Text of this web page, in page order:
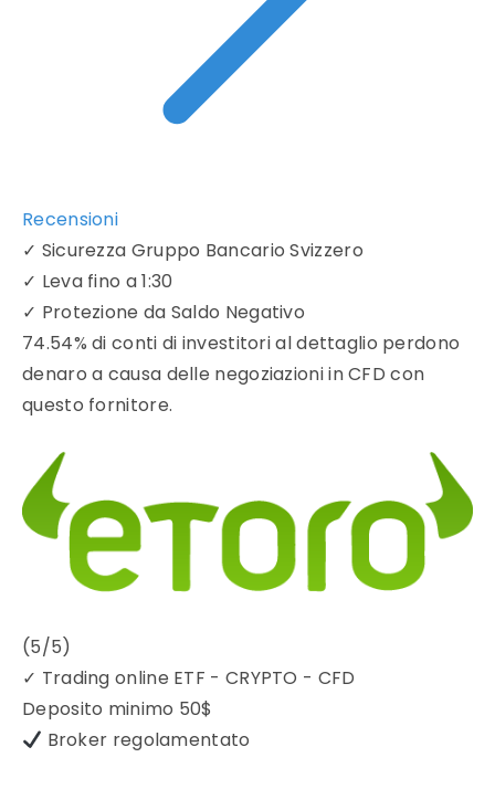
Recensioni
✓ Sicurezza Gruppo Bancario Svizzero
✓ Leva fino a 1:30
✓ Protezione da Saldo Negativo
74.54% di conti di investitori al dettaglio perdono
denaro a causa delle negoziazioni in CFD con
questo fornitore.
(5/5)
✓ Trading online ETF - CRYPTO - CFD
Deposito minimo 50$
Broker regolamentato